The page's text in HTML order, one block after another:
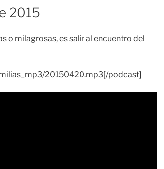
2015
o milagrosas, es salir al encuentro del
20150420.mp3[/podcast]